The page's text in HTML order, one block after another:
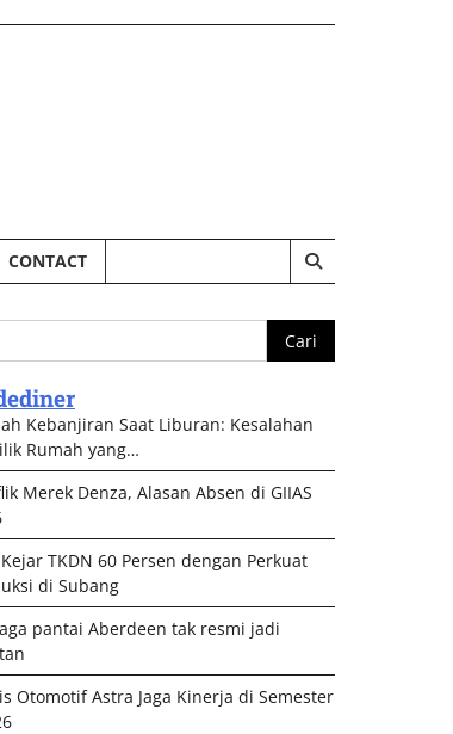
CONTACT
Kebanjiran Saat Liburan: Kesalahan
Rumah yang…
Merek Denza, Alasan Absen di GIIAS
Kejar TKDN 60 Persen dengan Perkuat
di Subang
pantai Aberdeen tak resmi jadi
Otomotif Astra Jaga Kinerja di Semester